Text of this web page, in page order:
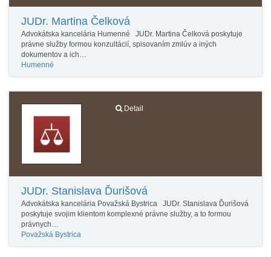
JUDr. Martina Čelková
Advokátska kancelária Humenné JUDr. Martina Čelková poskytuje
právne služby formou konzultácií, spisovaním zmlúv a iných
dokumentov a ich…
Humenné
Detail
JUDr. Stanislava Ďurišová
Advokátska kancelária Považská Bystrica JUDr. Stanislava Ďurišová
poskytuje svojim klientom komplexné právne služby, a to formou
právnych…
Považská Bystrica